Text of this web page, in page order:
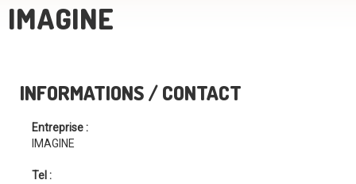
IMAGINE
INFORMATIONS / CONTACT
Entreprise :
IMAGINE
Tel :